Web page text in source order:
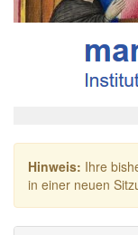
Hinweis: Ihre
in einer neuen